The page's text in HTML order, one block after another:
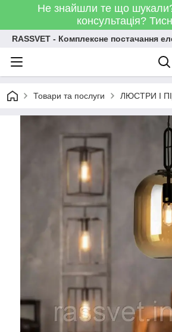
Не знайшли те що
консультація?
RASSVET - Комплексне постачання
Товари та послуги ЛЮСТРИ І